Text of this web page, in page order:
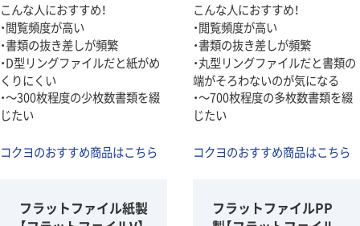
こんな人におすすめ！
・閲覧頻度が高い
・書類の抜き差しが頻繁
・D型リングファイルだと紙がめ
くりにくい
・～300枚程度の少枚数書類を綴
じたい
コクヨのおすすめ商品はこちら
こんな人におすすめ！
・閲覧頻度が高い
・書類の抜き差しが頻繁
・丸型リングファイルだと書類の
端がそろわないのが気になる
・～700枚程度の多枚数書類を綴
じたい
コクヨのおすすめ商品はこちら
フラットファイル紙製
フラットファイルPP